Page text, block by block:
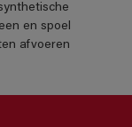
en spoel
afvoeren